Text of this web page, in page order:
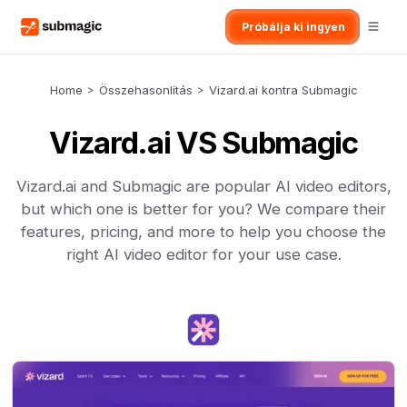
Próbálja ki ingyen
Home > Összehasonlítás > Vizard.ai kontra Submagic
Vizard.ai VS Submagic
Vizard.ai and Submagic are popular AI video editors,
but which one is better for you? We compare their
features, pricing, and more to help you choose the
right AI video editor for your use case.